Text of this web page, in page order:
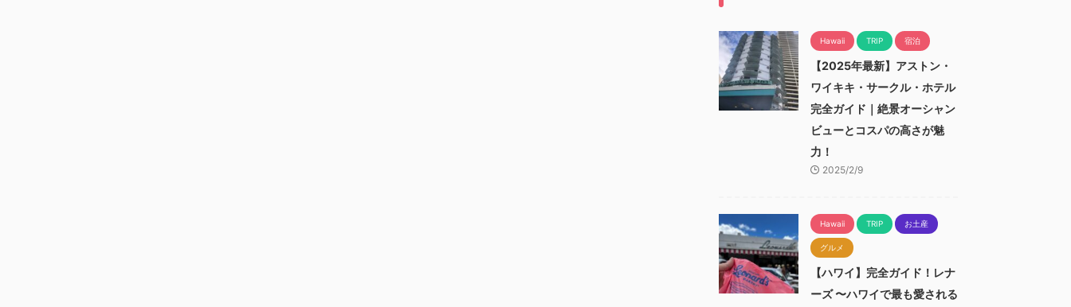
Hawaii TRIP 宿泊
【2025年最新】アストン・
ワイキキ・サークル・ホテル
完全ガイド｜絶景オーシャン
ビューとコスパの高さが魅
力！
2025/2/9
Hawaii TRIP お土産
グルメ
【ハワイ】完全ガイド！レナ
ーズ 〜ハワイで最も愛される